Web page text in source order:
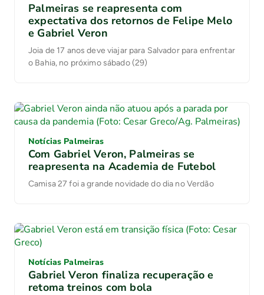
Palmeiras se reapresenta com
expectativa dos retornos de Felipe Melo
e Gabriel Veron
Joia de 17 anos deve viajar para Salvador para enfrentar
o Bahia, no próximo sábado (29)
Notícias Palmeiras
Com Gabriel Veron, Palmeiras se
reapresenta na Academia de Futebol
Camisa 27 foi a grande novidade do dia no Verdão
Notícias Palmeiras
Gabriel Veron finaliza recuperação e
retoma treinos com bola